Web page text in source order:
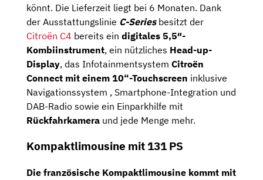
könnt. Die Lieferzeit liegt bei 6 Monaten. Dank
der Ausstattungslinie C-Seriesbesitzt der
Citroën C4 bereits ein digitales 5,5″-
Kombiinstrument, ein nützliches Head-up-
Display, das Infotainmentsystem Citroën
Connect mit einem 10“-Touchscreen inklusive
Navigationssystem , Smartphone-Integration und
DAB-Radio sowie ein Einparkhilfe mit
Rückfahrkamera und jede Menge mehr.
Kompaktlimousine mit 131 PS
Die französische Kompaktlimousine kommt mit